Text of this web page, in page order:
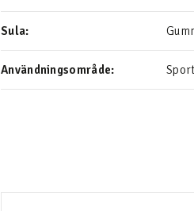
Sula:
Användningsområde: